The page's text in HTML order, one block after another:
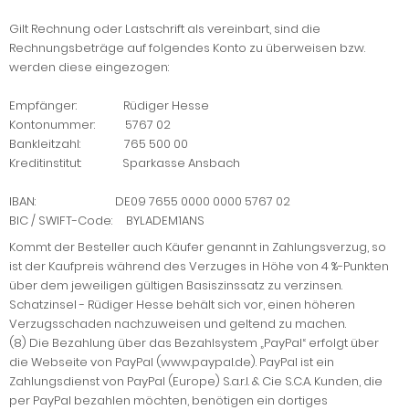
Gilt Rechnung oder Lastschrift als vereinbart, sind die
Rechnungsbeträge auf folgendes Konto zu überweisen bzw.
werden diese eingezogen:
Empfänger: Rüdiger Hesse
Kontonummer: 5767 02
Bankleitzahl: 765 500 00
Kreditinstitut: Sparkasse Ansbach
IBAN: DE09 7655 0000 0000 5767 02
BIC / SWIFT-Code: BYLADEM1ANS
Kommt der Besteller auch Käufer genannt in Zahlungsverzug, so
ist der Kaufpreis während des Verzuges in Höhe von 4 %-Punkten
über dem jeweiligen gültigen Basiszinssatz zu verzinsen.
Schatzinsel - Rüdiger Hesse behält sich vor, einen höheren
Verzugsschaden nachzuweisen und geltend zu machen.
(8) Die Bezahlung über das Bezahlsystem „PayPal“ erfolgt über
die Webseite von PayPal (www.paypal.de). PayPal ist ein
Zahlungsdienst von PayPal (Europe) S.a.r.l. & Cie S.C.A. Kunden, die
per PayPal bezahlen möchten, benötigen ein dortiges